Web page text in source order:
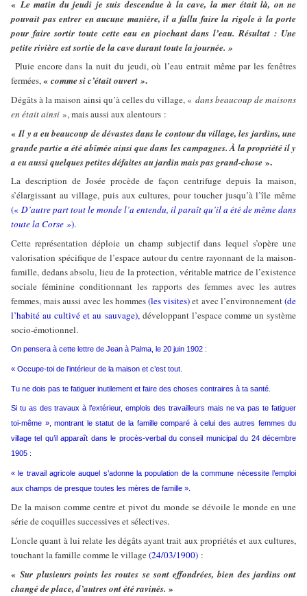
« Le matin du jeudi je suis descendue à la cave, la mer était là, on ne
pouvait pas entrer en aucune manière, il a fallu faire la rigole à la porte
pour faire sortir toute cette eau en piochant dans l’eau. Résultat : Une
petite rivière est sortie de la cave durant toute la journée. »
Pluie encore dans la nuit du jeudi, où l’eau entrait même par les fenêtres
fermées,« comme si c’était ouvert ».
Dégâts à la maison ainsi qu’à celles du village, « dans beaucoup de maisons
en était ainsi », mais aussi aux alentours :
«Il y a eu beaucoup de dévastes dans le contour du village, les jardins, une
grande partie a été abîmée ainsi que dans les campagnes. À la propriété il y
a eu aussi quelques petites défaites au jardin mais pas grand-chose ».
La description de Josée procède de façon centrifuge depuis la maison,
s’élargissant au village, puis aux cultures, pour toucher jusqu’à l’île même
(« D’autre part tout le monde l’a entendu, il paraît qu’il a été de même dans
toute la Corse »).
Cette représentation déploie un champ subjectif dans lequel s’opère une
valorisation spécifique de l’espace autour du centre rayonnant de la maison-
famille, dedans absolu, lieu de la protection, véritable matrice de l’existence
sociale féminine conditionnant les rapports des femmes avec les autres
femmes, mais aussi avec les hommes(les visites)et avec l’environnement(de
l’habité au cultivé et au sauvage),développant l’espace comme un système
socio-émotionnel.
On pensera à cette lettre de Jean à Palma, le 20 juin 1902 :
« Occupe-toi de l’intérieur de la maison et c’est tout.
Tu ne dois pas te fatiguer inutilement et faire des choses contraires à ta santé.
Si tu as des travaux à l’extérieur, emplois des travailleurs mais ne va pas te fatiguer
toi-même », montrant le statut de la famille comparé à celui des autres femmes du
village tel qu’il apparaît dans le procès-verbal du conseil municipal du 24 décembre
1905 :
« le travail agricole auquel s’adonne la population de la commune nécessite l’emploi
aux champs de presque toutes les mères de famille ».
De la maison comme centre et pivot du monde se dévoile le monde en une
série de coquilles successives et sélectives.
L’oncle quant à lui relate les dégâts ayant trait aux propriétés et aux cultures,
touchant la famille comme le village(24/03/1900) :
«Sur plusieurs points les routes se sont effondrées, bien des jardins ont
changé de place, d’autres ont été ravinés. »